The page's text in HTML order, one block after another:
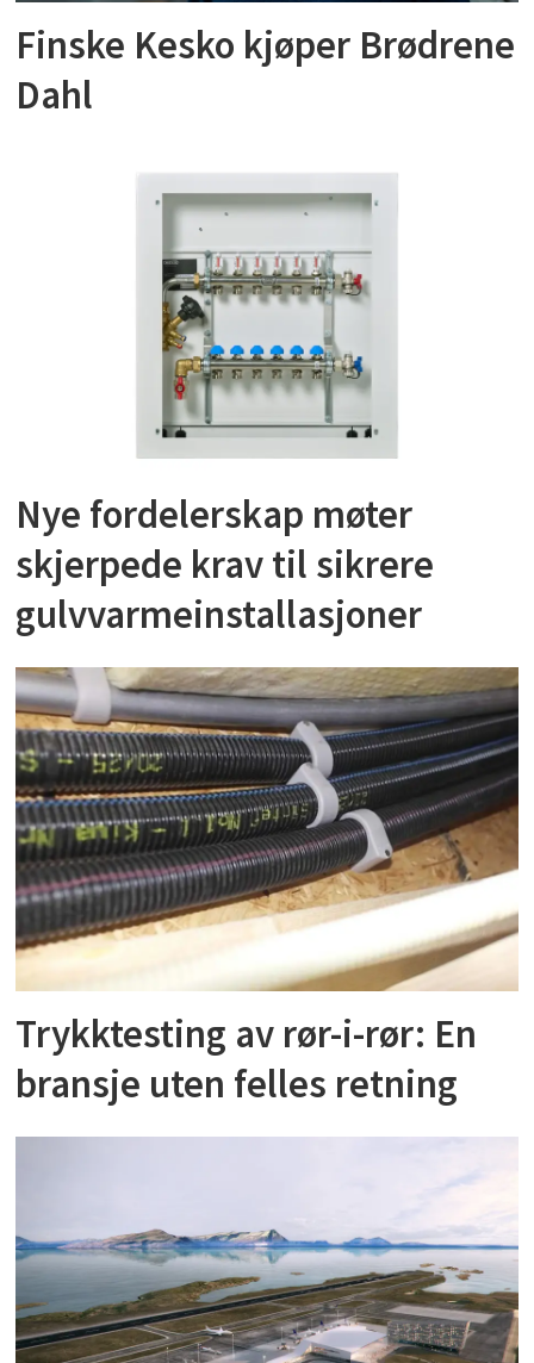
Finske Kesko kjøper Brødrene
Dahl
Nye fordelerskap møter
skjerpede krav til sikrere
gulvvarmeinstallasjoner
Trykktesting av rør-i-rør: En
bransje uten felles retning